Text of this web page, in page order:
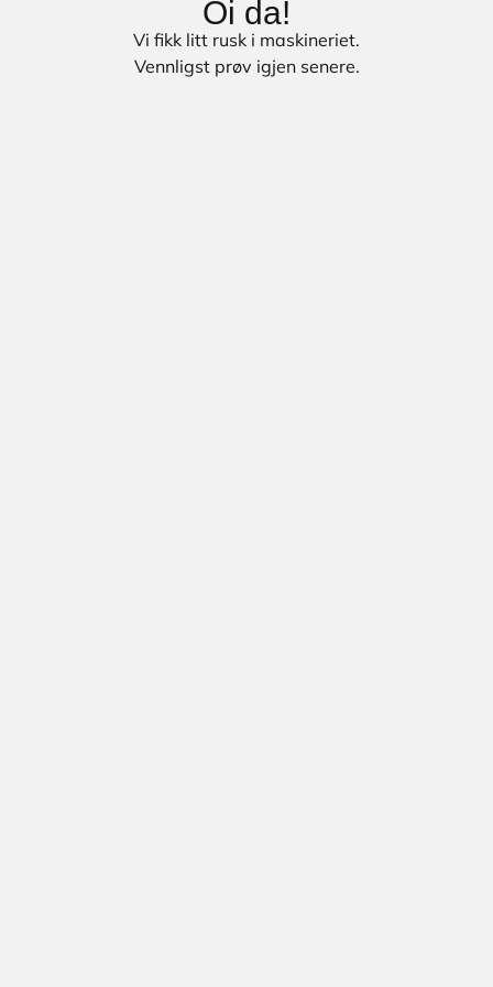
Oi da!
Vi fikk litt rusk i maskineriet.
Vennligst prøv igjen senere.